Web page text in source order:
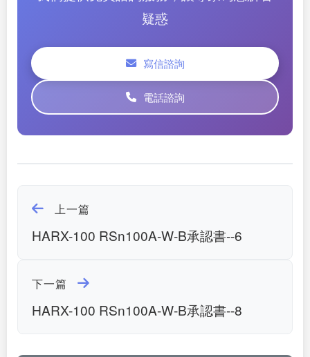
疑惑
寫信諮詢
電話諮詢
上一篇
HARX-100 RSn100A-W-B承認書--6
下一篇
HARX-100 RSn100A-W-B承認書--8